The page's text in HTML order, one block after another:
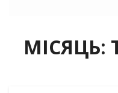
МІСЯЦЬ: